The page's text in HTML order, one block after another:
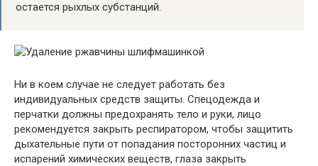
остается рыхлых субстанций.
Ни в коем случае не следует работать без
индивидуальных средств защиты. Спецодежда и
перчатки должны предохранять тело и руки, лицо
рекомендуется закрыть респиратором, чтобы защитить
дыхательные пути от попадания посторонних частиц и
испарений химических веществ, глаза закрыть